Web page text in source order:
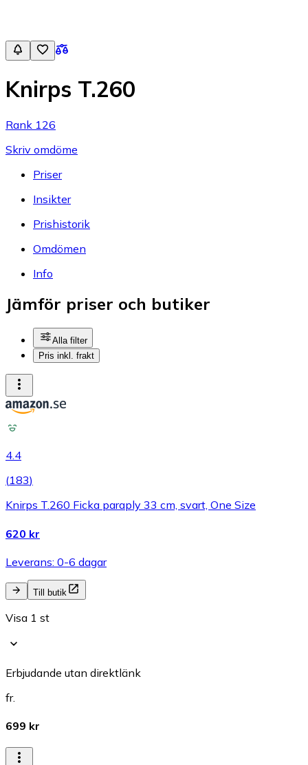
Knirps T.260
Rank 126
Skriv omdöme
Priser
Insikter
Prishistorik
Omdömen
Info
Jämför priser och butiker
Alla filter
Pris inkl. frakt
4.4
(183)
Knirps T.260 Ficka paraply 33 cm, svart, One Size
620 kr
Leverans: 0-6 dagar
Till butik
Visa 1 st
Erbjudande utan direktlänk
fr.
699 kr